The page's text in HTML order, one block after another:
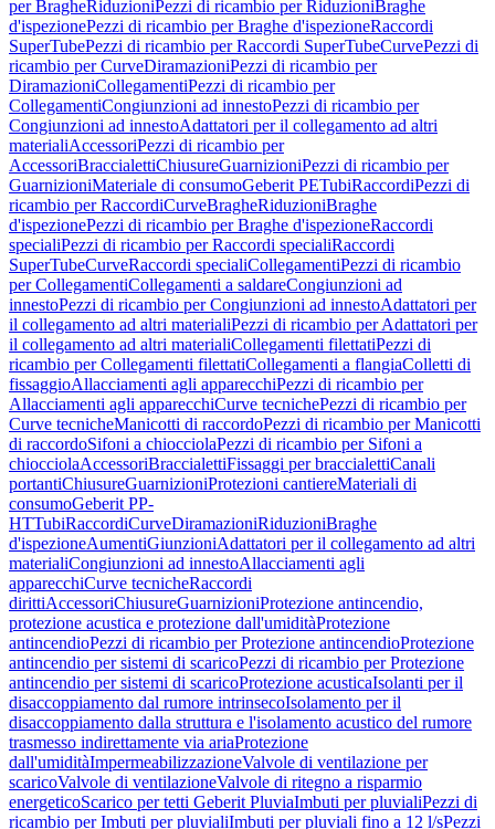
per BragheRiduzioniPezzi di ricambio per RiduzioniBraghe
d'ispezionePezzi di ricambio per Braghe d'ispezioneRaccordi
SuperTubePezzi di ricambio per Raccordi SuperTubeCurvePezzi di
ricambio per CurveDiramazioniPezzi di ricambio per
DiramazioniCollegamentiPezzi di ricambio per
CollegamentiCongiunzioni ad innestoPezzi di ricambio per
Congiunzioni ad innestoAdattatori per il collegamento ad altri
materialiAccessoriPezzi di ricambio per
AccessoriBraccialettiChiusureGuarnizioniPezzi di ricambio per
GuarnizioniMateriale di consumoGeberit PETubiRaccordiPezzi di
ricambio per RaccordiCurveBragheRiduzioniBraghe
d'ispezionePezzi di ricambio per Braghe d'ispezioneRaccordi
specialiPezzi di ricambio per Raccordi specialiRaccordi
SuperTubeCurveRaccordi specialiCollegamentiPezzi di ricambio
per CollegamentiCollegamenti a saldareCongiunzioni ad
innestoPezzi di ricambio per Congiunzioni ad innestoAdattatori per
il collegamento ad altri materialiPezzi di ricambio per Adattatori per
il collegamento ad altri materialiCollegamenti filettatiPezzi di
ricambio per Collegamenti filettatiCollegamenti a flangiaColletti di
fissaggioAllacciamenti agli apparecchiPezzi di ricambio per
Allacciamenti agli apparecchiCurve tecnichePezzi di ricambio per
Curve tecnicheManicotti di raccordoPezzi di ricambio per Manicotti
di raccordoSifoni a chiocciolaPezzi di ricambio per Sifoni a
chiocciolaAccessoriBraccialettiFissaggi per braccialettiCanali
portantiChiusureGuarnizioniProtezioni cantiereMateriali di
consumoGeberit PP-
HTTubiRaccordiCurveDiramazioniRiduzioniBraghe
d'ispezioneAumentiGiunzioniAdattatori per il collegamento ad altri
materialiCongiunzioni ad innestoAllacciamenti agli
apparecchiCurve tecnicheRaccordi
dirittiAccessoriChiusureGuarnizioniProtezione antincendio,
protezione acustica e protezione dall'umiditàProtezione
antincendioPezzi di ricambio per Protezione antincendioProtezione
antincendio per sistemi di scaricoPezzi di ricambio per Protezione
antincendio per sistemi di scaricoProtezione acusticaIsolanti per il
disaccoppiamento dal rumore intrinsecoIsolamento per il
disaccoppiamento dalla struttura e l'isolamento acustico del rumore
trasmesso indirettamente via ariaProtezione
dall'umiditàImpermeabilizzazioneValvole di ventilazione per
scaricoValvole di ventilazioneValvole di ritegno a risparmio
energeticoScarico per tetti Geberit PluviaImbuti per pluvialiPezzi di
ricambio per Imbuti per pluvialiImbuti per pluviali fino a 12 l/sPezzi